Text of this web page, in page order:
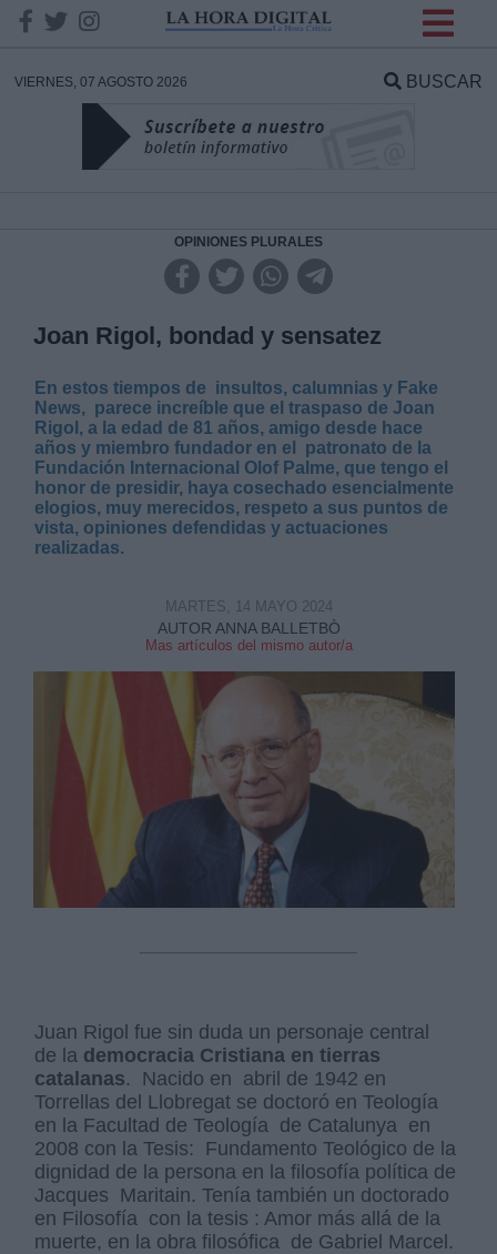
VIERNES, 07 AGOSTO 2026 BUSCAR
OPINIONES PLURALES
Joan Rigol, bondad y sensatez
En estos tiempos de insultos, calumnias y Fake
News, parece increíble que el traspaso de Joan
Rigol, a la edad de 81 años, amigo desde hace
años y miembro fundador en el patronato de la
Fundación Internacional Olof Palme, que tengo el
honor de presidir, haya cosechado esencialmente
elogios, muy merecidos, respeto a sus puntos de
vista, opiniones defendidas y actuaciones
realizadas.
AUTOR ANNA BALLETBÒ
Mas artículos del mismo autor/a
MARTES, 14 MAYO 2024
Juan Rigol fue sin duda un personaje central
de la democracia Cristiana en tierras
catalanas. Nacido en abril de 1942 en
Torrellas del Llobregat se doctoró en Teología
en la Facultad de Teología de Catalunya en
2008 con la Tesis: Fundamento Teológico de la
dignidad de la persona en la filosofía política de
Jacques Maritain. Tenía también un doctorado
en Filosofía con la tesis : Amor más allá de la
muerte, en la obra filosófica de Gabriel Marcel.
DATOS
Responsable:
Legitimación:
Destinatarios:
link
Información adicional